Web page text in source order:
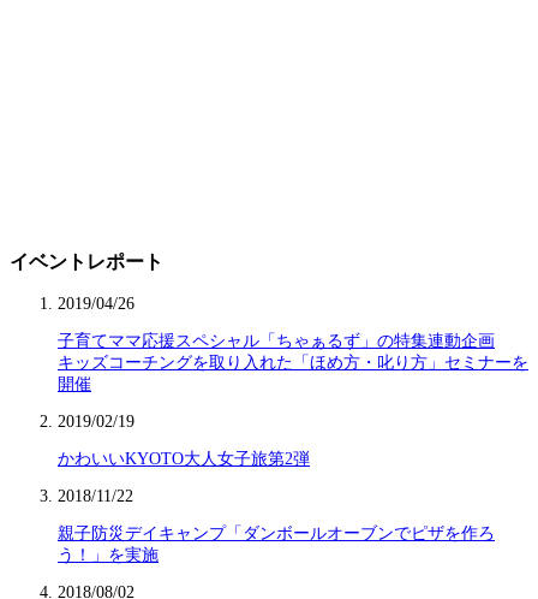
イベントレポート
2019/04/26
子育てママ応援スペシャル「ちゃぁるず」の特集連動企画
キッズコーチングを取り入れた「ほめ方・叱り方」セミナーを
開催
2019/02/19
かわいいKYOTO大人女子旅第2弾
2018/11/22
親子防災デイキャンプ「ダンボールオーブンでピザを作ろ
う！」を実施
2018/08/02